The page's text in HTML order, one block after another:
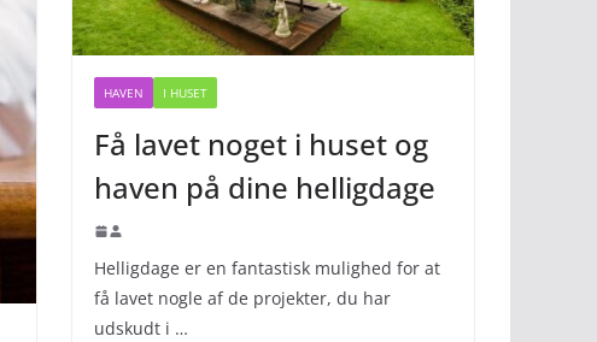
HAVEN I HUSET
Få lavet noget i huset og
haven på dine helligdage
Helligdage er en fantastisk mulighed for at
få lavet nogle af de projekter, du har
udskudt i …